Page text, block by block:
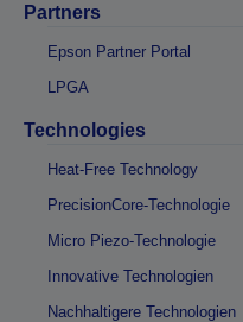
Partners
Epson Partner Portal
LPGA
Technologies
Heat-Free Technology
PrecisionCore-Technologie
Micro Piezo-Technologie
Innovative Technologien
Nachhaltigere Technologien